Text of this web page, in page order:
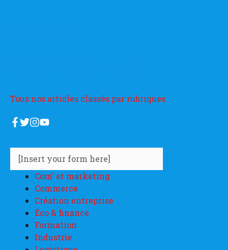
Tous nos articles classés par rubriques
[Insert your form here]
Com' et marketing
Commerce
Création entreprise
Éco & finance
Formation
Industrie